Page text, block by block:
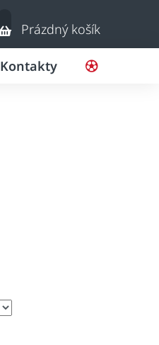
Nákupní
košík
Prázdný košík
Kontakty